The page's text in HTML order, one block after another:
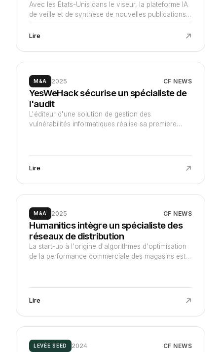
Avec les États-Unis dans le viseur, la plateforme IA
de veille et de synthèse de nouvelles publications
médicales boucle un tour de avec 4 M€ Ring
Capital, le grec Big Pi Ventures et plusieurs
Lire
M&A 2025 CF NEWS
YesWeHack sécurise un spécialiste de
l'audit
L'éditeur d'une solution de gestion des
vulnérabilités informatiques réalise sa première
générant un peu moins d'1 M€ d'ARR à date.
Lire
M&A 2025 CF NEWS
Humanitics intègre un spécialiste des
réseaux de distribution
La start-up à l'origine d'algorithmes d'optimisation
de la performance commerciale des magasins est
ainsi le virage IA.
Lire
LEVÉE SEED 2024 CF NEWS